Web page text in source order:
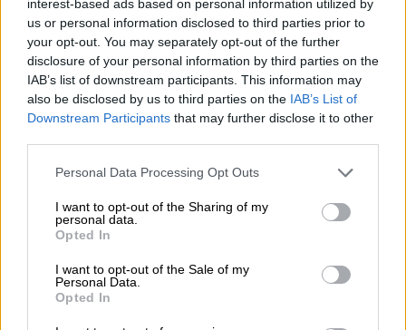
interest-based ads based on personal information utilized by
us or personal information disclosed to third parties prior to
your opt-out. You may separately opt-out of the further
disclosure of your personal information by third parties on the
IAB’s list of downstream participants. This information may
also be disclosed by us to third parties on the IAB’s List of
Downstream Participants that may further disclose it to other
Please note that this website/app uses one or more Google
not limited to your visit or usage behaviour. You may click to
grant or deny consent to Google and its third-party tags to
use your data for below specified purposes in below Google
consent section.
Personal Data Processing Opt Outs
I want to opt-out of the Sharing of my
personal data.
Opted In
I want to opt-out of the Sale of my
Personal Data.
Opted In
ψηφίδες ενώ καταλαμβάνει έκταση 18
τετραγωνικών μέτρων